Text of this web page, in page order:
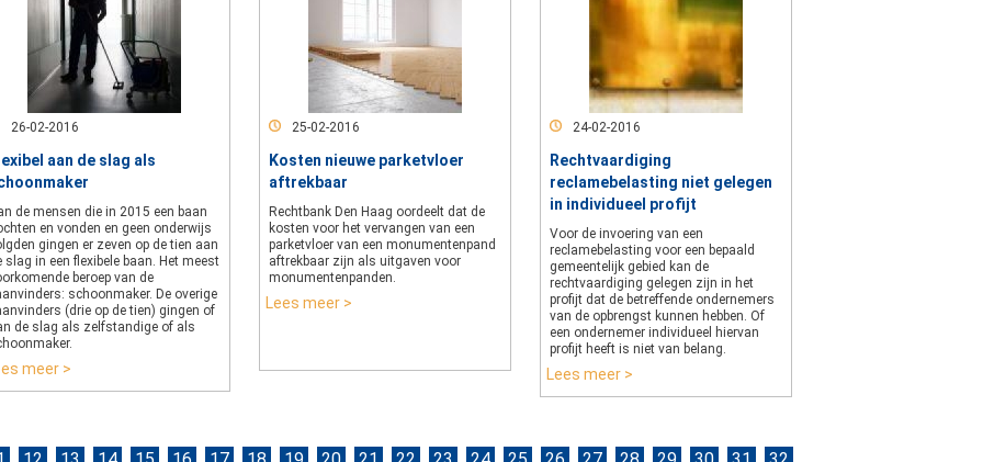
26-02-2016
aan de slag als
de mensen die in 2015 een baan
en vonden en geen onderwijs
gingen er zeven op de tien aan
slag in een flexibele baan. Het meest
beroep van de
schoonmaker. De overige
(drie op de tien) gingen of
de slag als zelfstandige of als
meer >
25-02-2016
Kosten nieuwe parketvloer
aftrekbaar
Rechtbank Den Haag oordeelt dat de
kosten voor het vervangen van een
parketvloer van een monumentenpand
aftrekbaar zijn als uitgaven voor
monumentenpanden.
Lees meer >
24-02-2016
Rechtvaardiging
reclamebelasting niet gelegen
in individueel profijt
Voor de invoering van een
reclamebelasting voor een bepaald
gemeentelijk gebied kan de
rechtvaardiging gelegen zijn in het
profijt dat de betreffende ondernemers
van de opbrengst kunnen hebben. Of
een ondernemer individueel hiervan
profijt heeft is niet van belang.
Lees meer >